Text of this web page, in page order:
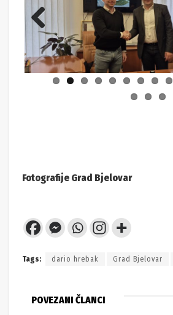
Previ
ous
Fotografije Grad Bjelovar
Tags: dario hrebak Grad Bjelovar
POVEZANI ČLANCI